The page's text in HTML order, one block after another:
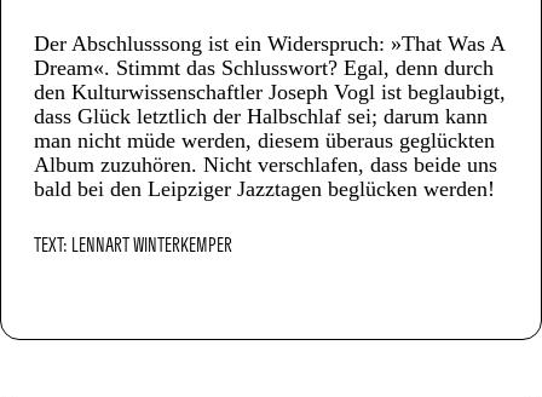
Der Abschlusssong ist ein Widerspruch: »That Was A
Dream«. Stimmt das Schlusswort? Egal, denn durch
den Kulturwissenschaftler Joseph Vogl ist beglaubigt,
dass Glück letztlich der Halbschlaf sei; darum kann
man nicht müde werden, diesem überaus geglückten
Album zuzuhören. Nicht verschlafen, dass beide uns
bald bei den Leipziger Jazztagen beglücken werden!
TEXT: LENNART WINTERKEMPER